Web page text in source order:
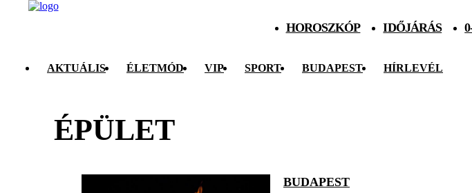
HOROSZKÓP IDŐJÁRÁS
AKTUÁLIS ÉLETMÓD VIP SPORT BUDAPEST HÍRLEVÉL
ÉPÜLET
BUDAPEST